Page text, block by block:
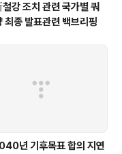
강 조치 관련 국가별 쿼
최종 발표관련 백브리핑
년 기후목표 합의 지연